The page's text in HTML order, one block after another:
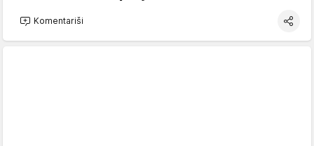
Komentariši